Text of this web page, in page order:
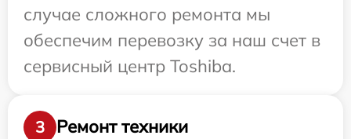
случае сложного ремонта мы
обеспечим перевозку за наш счет в
сервисный центр Toshiba.
3
Ремонт техники